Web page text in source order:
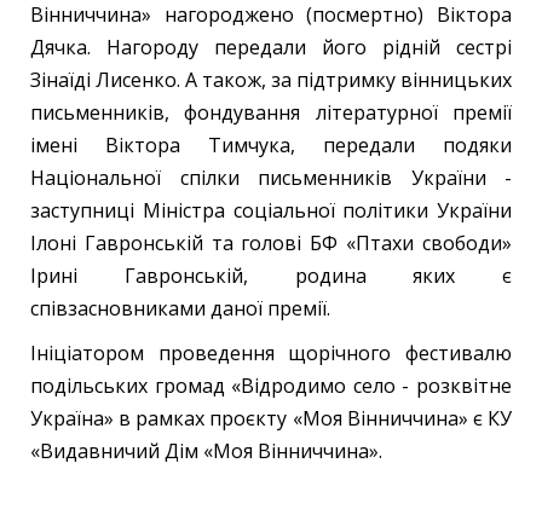
Вінниччина» нагороджено (посмертно) Віктора
Дячка. Нагороду передали його рідній сестрі
Зінаїді Лисенко. А також, за підтримку вінницьких
письменників, фондування літературної премії
імені Віктора Тимчука, передали подяки
Національної спілки письменників України -
заступниці Міністра соціальної політики України
Ілоні Гавронській та голові БФ «Птахи свободи»
Ірині Гавронській, родина яких є
співзасновниками даної премії.
Ініціатором проведення щорічного фестивалю
подільських громад «Відродимо село - розквітне
Україна» в рамках проєкту «Моя Вінниччина» є КУ
«Видавничий Дім «Моя Вінниччина».